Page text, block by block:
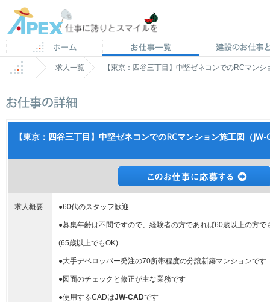
求人一覧 【東京：四谷三丁目】中堅ゼネコンでのRCマン
【東京：四谷三丁目】中堅ゼネコンでのRCマンション施工図（JW-
求人概要 ●60代のスタッフ歓迎
●募集年齢は不問ですので、経験者の方であれば60歳以上の方で
(65歳以上でもOK)
●大手デベロッパー発注の70所帯程度の分譲新築マンションです
●図面のチェックと修正が主な業務です
●使用するCADはJW-CADです